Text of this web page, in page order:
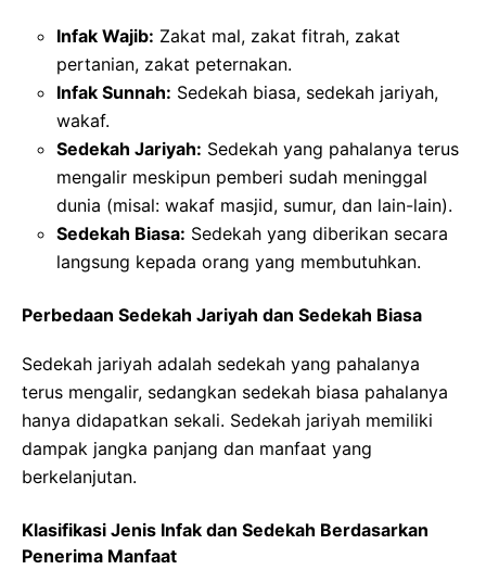
Infak Wajib: Zakat mal, zakat fitrah, zakat
pertanian, zakat peternakan.
Infak Sunnah: Sedekah biasa, sedekah jariyah,
wakaf.
Sedekah Jariyah: Sedekah yang pahalanya terus
mengalir meskipun pemberi sudah meninggal
dunia (misal: wakaf masjid, sumur, dan lain-lain).
Sedekah Biasa: Sedekah yang diberikan secara
langsung kepada orang yang membutuhkan.
Perbedaan Sedekah Jariyah dan Sedekah Biasa
Sedekah jariyah adalah sedekah yang pahalanya
terus mengalir, sedangkan sedekah biasa pahalanya
hanya didapatkan sekali. Sedekah jariyah memiliki
dampak jangka panjang dan manfaat yang
berkelanjutan.
Klasifikasi Jenis Infak dan Sedekah Berdasarkan
Penerima Manfaat